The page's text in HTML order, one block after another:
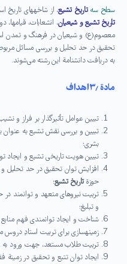
سطح سهتاریخ تشیع، از شاخه­های
تاریخ تشیع و شیعیان، انشعابات،
معصوم(ع) و شیعیان در فرهنگ و تمدن
تحقیق در حد تحلیل و بررسی مسائل
به دریافت دانشنامة این رشته می‌شوند.
مادة ۳٫اهداف
تبیین عوامل تأثیرگذار بر فراز و
تبیین و بررسی نقش تشیع به
بشرى؛
تبیین هویت تاریخی تشیع و ایجاد
افزایش توان تحقیق در حد
حوزة تاریخ تشیع؛
تربیت نیروهای متعهد و توانمند در
و تبلیغ؛
شناخت و ایجاد توانمندی فهم
زمینه­سازی برای تربیت استادِ دروس
تربیت طلاب مستعد، جهت ورود به
ایجاد توان تتبع و تحقیق در